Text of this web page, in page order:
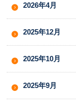
2026年4月
2025年12月
2025年10月
2025年9月